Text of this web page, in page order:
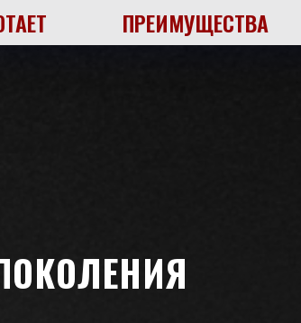
ПРЕИМУЩЕСТВА